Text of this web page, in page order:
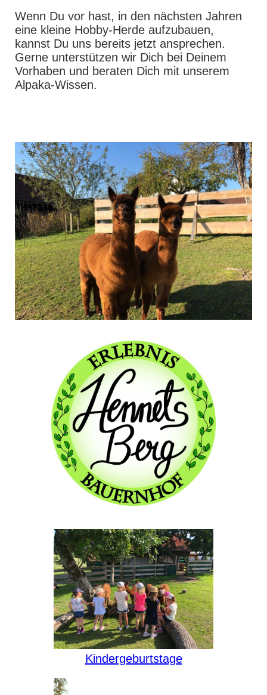
Wenn Du vor hast, in den nächsten Jahren
eine kleine Hobby-Herde aufzubauen,
kannst Du uns bereits jetzt ansprechen.
Gerne unterstützen wir Dich bei Deinem
Vorhaben und beraten Dich mit unserem
Alpaka-Wissen.
Kindergeburtstage